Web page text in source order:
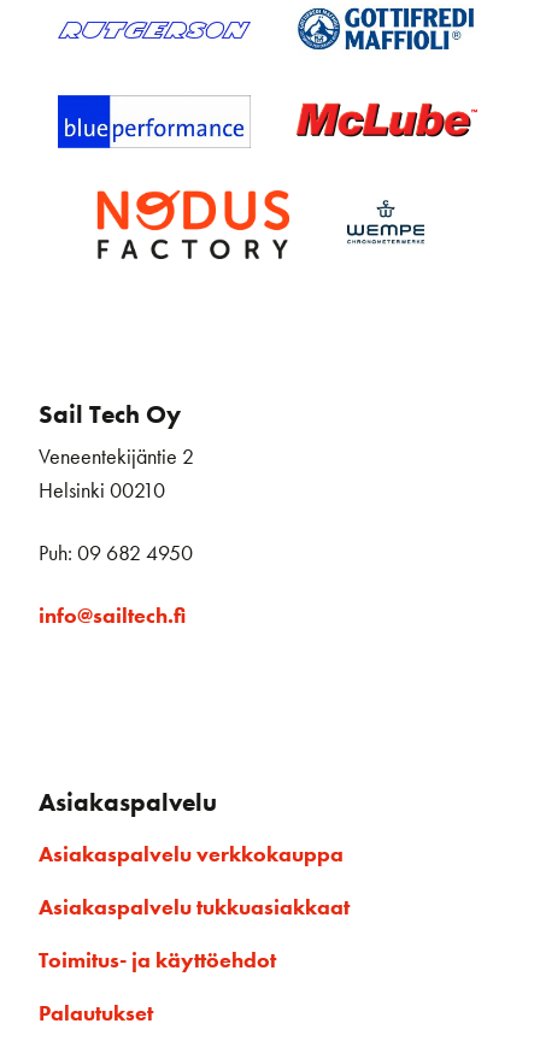
Sail Tech Oy
Veneentekijäntie 2
Helsinki 00210
Puh: 09 682 4950
info@sailtech.fi
Asiakaspalvelu
Asiakaspalvelu verkkokauppa
Asiakaspalvelu tukkuasiakkaat
Toimitus- ja käyttöehdot
Palautukset